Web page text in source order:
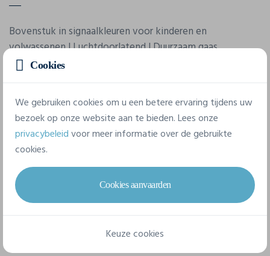
Bovenstuk in signaalkleuren voor kinderen en
volwassenen | Luchtdoorlatend | Duurzaam gaas
Merk
James & Nicholson
Referentie
JN 372
Gram/m²
Cookies
We gebruiken cookies om u een betere ervaring tijdens uw
bezoek op onze website aan te bieden. Lees onze
privacybeleidvoor meer informatie over de gebruikte
cookies.
Cookies aanvaarden
Keuze cookies